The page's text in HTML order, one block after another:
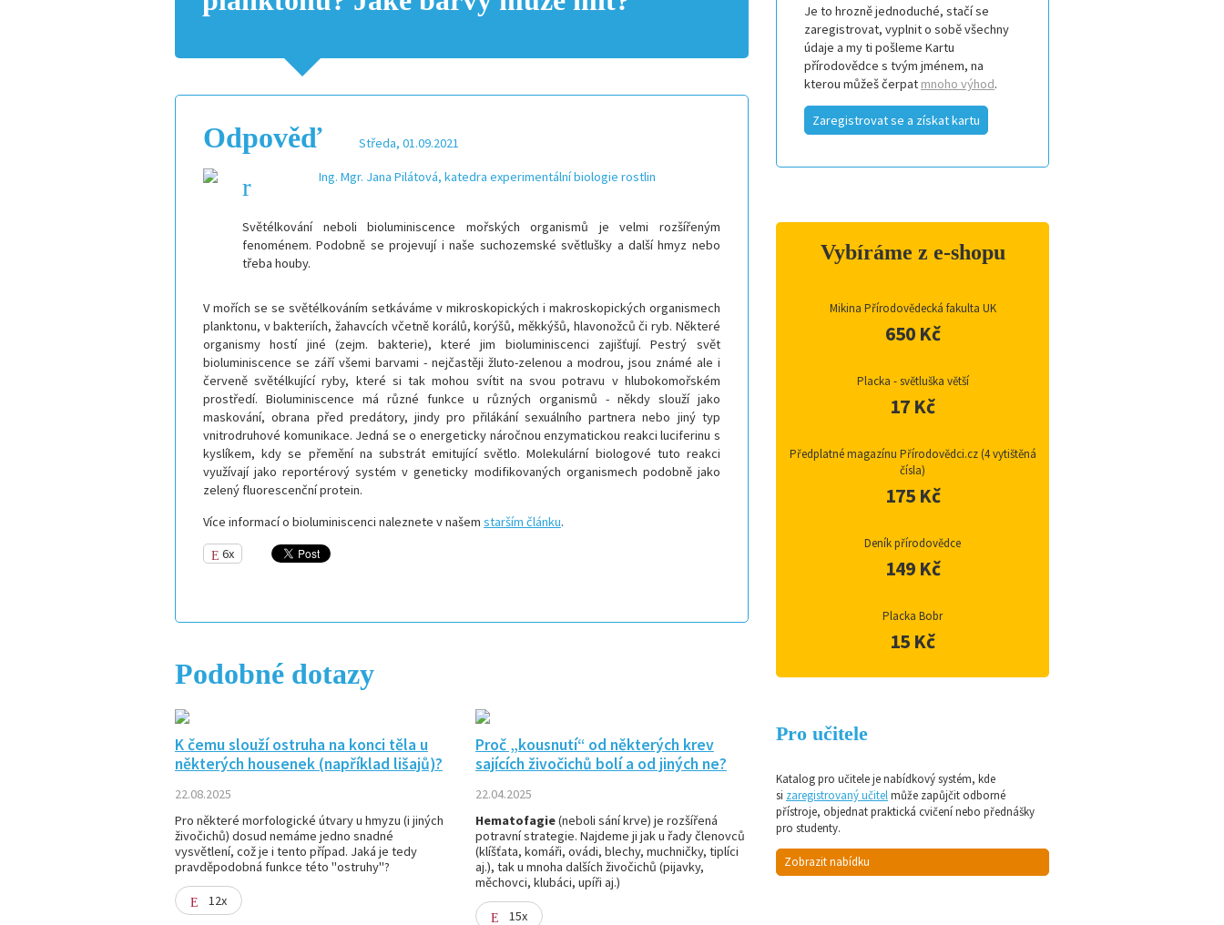
Odpověď Středa, 01.09.2021
Ing. Mgr. Jana Pilátová, katedra experimentální biologie rostlin
Světélkování neboli bioluminiscence mořských organismů je velmi rozšířeným
fenoménem. Podobně se projevují i naše suchozemské světlušky a další hmyz nebo
třeba houby.
V mořích se se světélkováním setkáváme v mikroskopických i makroskopických organismech
planktonu, v bakteriích, žahavcích včetně korálů, korýšů, měkkýšů, hlavonožců či ryb. Některé
organismy hostí jiné (zejm. bakterie), které jim bioluminiscenci zajišťují. Pestrý svět
bioluminiscence se září všemi barvami - nejčastěji žluto-zelenou a modrou, jsou známé ale i
červeně světélkující ryby, které si tak mohou svítit na svou potravu v hlubokomořském
prostředí. Bioluminiscence má různé funkce u různých organismů - někdy slouží jako
maskování, obrana před predátory, jindy pro přilákání sexuálního partnera nebo jiný typ
vnitrodruhové komunikace. Jedná se o energeticky náročnou enzymatickou reakci luciferinu s
kyslíkem, kdy se přemění na substrát emitující světlo. Molekulární biologové tuto reakci
využívají jako reportérový systém v geneticky modifikovaných organismech podobně jako
zelený fluorescenční protein.
Více informací o bioluminiscenci naleznete v našem starším článku.
6x
Podobné dotazy
K čemu slouží ostruha na konci těla u
některých housenek (například lišajů)?
22.08.2025
Pro některé morfologické útvary u hmyzu (i jiných
živočichů) dosud nemáme jedno snadné
vysvětlení, což je i tento případ. Jaká je tedy
pravděpodobná funkce této "ostruhy"?
12x
Proč „kousnutí“ od některých krev
sajících živočichů bolí a od jiných ne?
22.04.2025
Hematofagie(neboli sání krve) je rozšířená
potravní strategie. Najdeme ji jak u řady členovců
(klíšťata, komáři, ovádi, blechy, muchničky, tiplíci
aj.), tak u mnoha dalších živočichů (pijavky,
měchovci, klubáci, upíři aj.)
15x
Je to hrozně jednoduché, stačí se
zaregistrovat, vyplnit o sobě všechny
údaje a my ti pošleme Kartu
přírodovědce s tvým jménem, na
kterou můžeš čerpat mnoho výhod.
Zaregistrovat se a získat kartu
Vybíráme z e-shopu
Mikina Přírodovědecká fakulta UK
650 Kč
Placka - světluška větší
17 Kč
Předplatné magazínu Přírodovědci.cz (4 vytištěná
čísla)
175 Kč
Deník přírodovědce
149 Kč
Placka Bobr
15 Kč
Pro učitele
Katalog pro učitele je nabídkový systém, kde
si zaregistrovaný učitelmůže zapůjčit odborné
přístroje, objednat praktická cvičení nebo přednášky
pro studenty.
Zobrazit nabídku